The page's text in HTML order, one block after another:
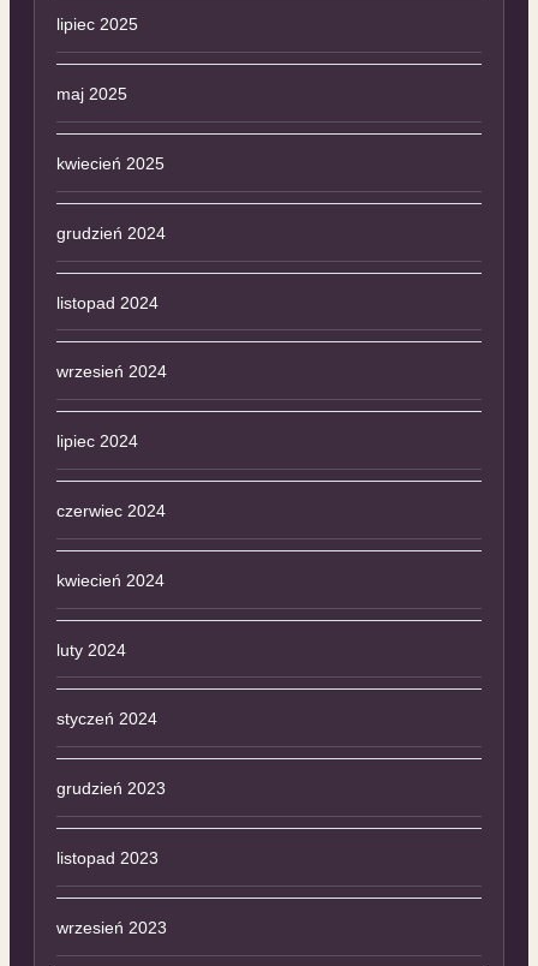
lipiec 2025
maj 2025
kwiecień 2025
grudzień 2024
listopad 2024
wrzesień 2024
lipiec 2024
czerwiec 2024
kwiecień 2024
luty 2024
styczeń 2024
grudzień 2023
listopad 2023
wrzesień 2023